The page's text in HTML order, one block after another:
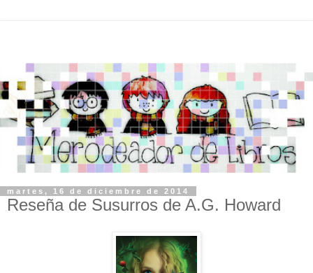
martes, 16 de diciembre de 2014
Reseña de Susurros de A.G. Howard